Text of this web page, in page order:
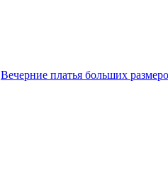
Вечерние платья больших